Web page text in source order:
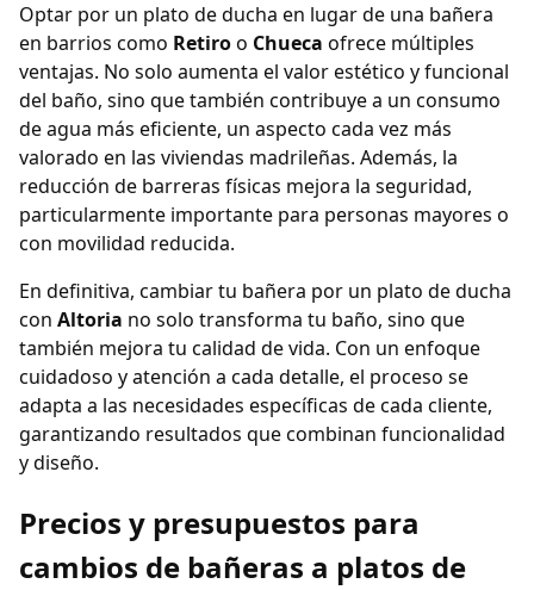
Optar por un plato de ducha en lugar de una bañera
en barrios como Retiroo Chueca ofrece múltiples
ventajas. No solo aumenta el valor estético y funcional
del baño, sino que también contribuye a un consumo
de agua más eficiente, un aspecto cada vez más
valorado en las viviendas madrileñas. Además, la
reducción de barreras físicas mejora la seguridad,
particularmente importante para personas mayores o
con movilidad reducida.
En definitiva, cambiar tu bañera por un plato de ducha
con Altoria no solo transforma tu baño, sino que
también mejora tu calidad de vida. Con un enfoque
cuidadoso y atención a cada detalle, el proceso se
adapta a las necesidades específicas de cada cliente,
garantizando resultados que combinan funcionalidad
y diseño.
Precios y presupuestos para
cambios de bañeras a platos de